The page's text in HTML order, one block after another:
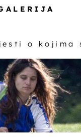
o kojima